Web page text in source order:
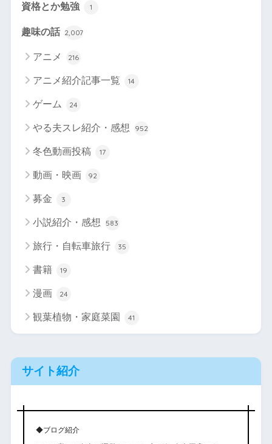
資格とか勉強 1
趣味の話 2,007
アニメ 216
アニメ紹介記事一覧 14
ゲーム 24
やる夫スレ紹介・感想 952
冬色動画投稿 17
動画・映画 92
募金 3
小説紹介・感想 583
旅行・自転車旅行 35
書籍 19
漫画 24
観葉植物・家庭菜園 41
サイト紹介
◆ブログ紹介